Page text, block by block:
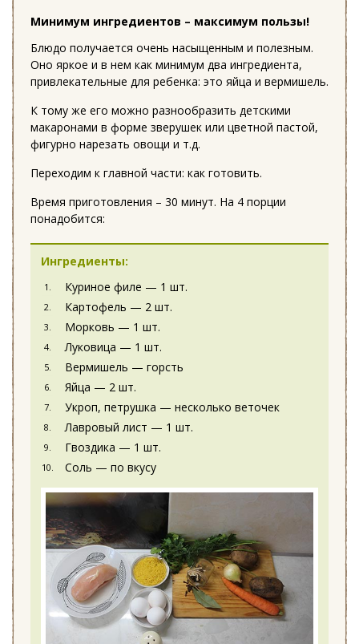
Минимум ингредиентов – максимум пользы!
Блюдо получается очень насыщенным и полезным.
Оно яркое и в нем как минимум два ингредиента,
привлекательные для ребенка: это яйца и вермишель.
К тому же его можно разнообразить детскими
макаронами в форме зверушек или цветной пастой,
фигурно нарезать овощи и т.д.
Переходим к главной части: как готовить.
Время приготовления – 30 минут. На 4 порции
понадобится:
Ингредиенты:
Куриное филе — 1 шт.
Картофель — 2 шт.
Морковь — 1 шт.
Луковица — 1 шт.
Вермишель — горсть
Яйца — 2 шт.
Укроп, петрушка — несколько веточек
Лавровый лист — 1 шт.
Гвоздика — 1 шт.
Соль — по вкусу